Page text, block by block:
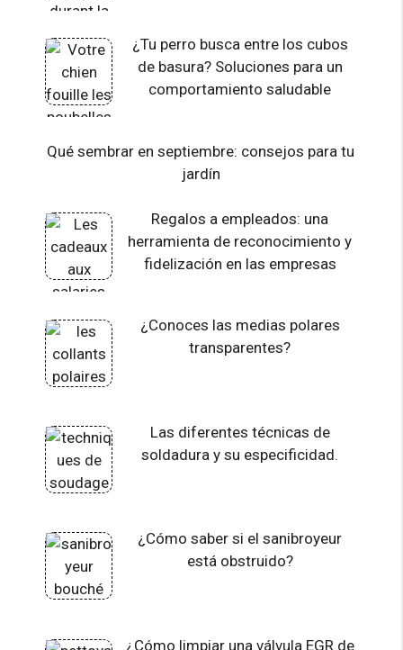
¿Tu perro busca entre los cubos
de basura? Soluciones para un
comportamiento saludable
Qué sembrar en septiembre: consejos para tu
jardín
Regalos a empleados: una
herramienta de reconocimiento y
fidelización en las empresas
¿Conoces las medias polares
transparentes?
Las diferentes técnicas de
soldadura y su especificidad.
¿Cómo saber si el sanibroyeur
está obstruido?
¿Cómo limpiar una válvula EGR de